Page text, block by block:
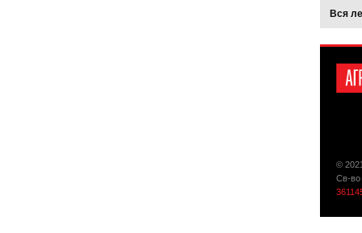
Вся
©
Св-во